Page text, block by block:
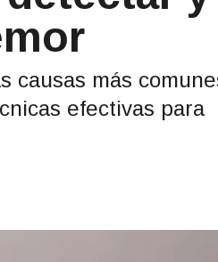
causas más
efectivas para